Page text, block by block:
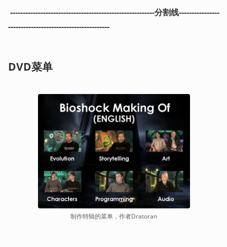
---------------------------------------------------------分割线----------------
----------------------------------------
DVD菜单
制作特辑的菜单，作者Dratoran